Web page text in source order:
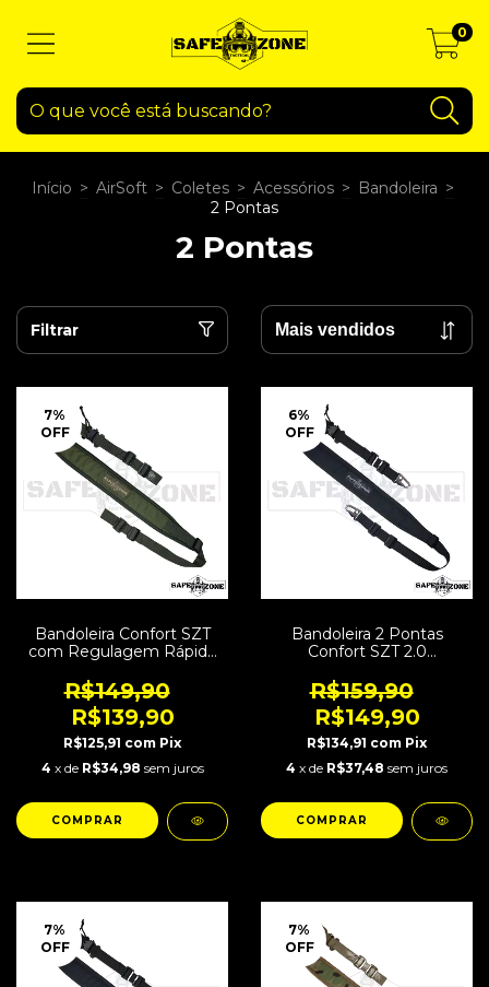
0
Início > AirSoft > Coletes > Acessórios > Bandoleira >
2 Pontas
2 Pontas
Filtrar
7%
OFF
Bandoleira Confort SZT
com Regulagem Rápida
R$149,90
R$139,90
R$125,91 com Pix
4 x de R$34,98 sem juros
6%
OFF
Bandoleira 2 Pontas
Confort SZT 2.0
R$159,90
R$149,90
R$134,91 com Pix
4 x de R$37,48 sem juros
7%
OFF
7%
OFF